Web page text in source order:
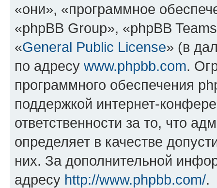
«они», «программное
«phpBB Group», «phpBB
«General Public License» (в
по адресу www.phpbb.com.
программного обеспечения
поддержкой интернет-
ответственности за то, что
определяет в качестве
них. За дополнительной
адресу http://www.phpbb.com/.